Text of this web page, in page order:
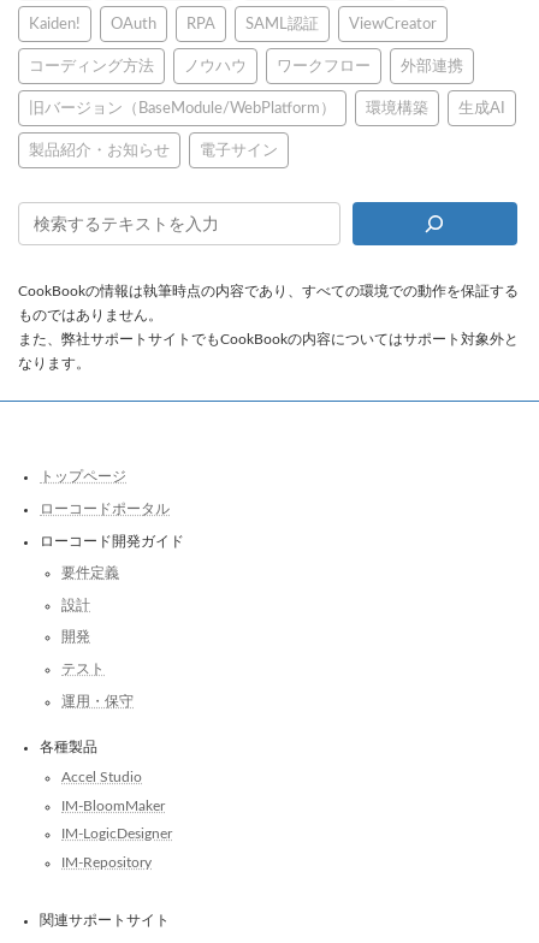
Kaiden! OAuth RPA SAML認証 ViewCreator
コーディング方法 ノウハウ ワークフロー 外部連携
旧バージョン（BaseModule/WebPlatform） 環境構築 生成AI
製品紹介・お知らせ 電子サイン
CookBookの情報は執筆時点の内容であり、すべての環境での動作を保証する
ものではありません。
また、弊社サポートサイトでもCookBookの内容についてはサポート対象外と
なります。
トップページ
ローコードポータル
ローコード開発ガイド
要件定義
設計
開発
テスト
運用・保守
各種製品
Accel Studio
IM-BloomMaker
IM-LogicDesigner
IM-Repository
関連サポートサイト